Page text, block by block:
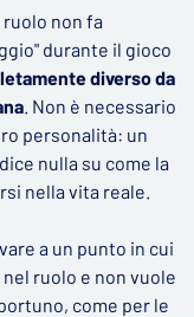
non fa
durante il gioco
diverso da
. Non è necessario
personalità: un
nulla su come la
nella vita reale.
a un punto in cui
ruolo e non vuole
come per le